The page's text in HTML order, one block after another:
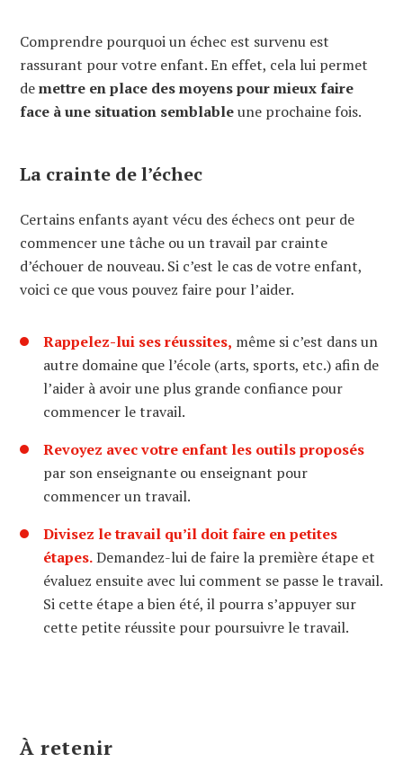
Comprendre pourquoi un échec est survenu est
rassurant pour votre enfant. En effet, cela lui permet
demettre en place des moyens pour mieux faire
face à une situation semblableune prochaine fois.
La crainte de l’échec
Certains enfants ayant vécu des échecs ont peur de
commencer une tâche ou un travail par crainte
d’échouer de nouveau. Si c’est le cas de votre enfant,
voici ce que vous pouvez faire pour l’aider.
Rappelez-lui ses réussites, même si c’est dans un
autre domaine que l’école (arts, sports, etc.) afin de
l’aider à avoir une plus grande confiance pour
commencer le travail.
Revoyez avec votre enfant les outils proposés
par son enseignante ou enseignant pour
commencer un travail.
Divisez le travail qu’il doit faire en petites
étapes.Demandez-lui de faire la première étape et
évaluez ensuite avec lui comment se passe le travail.
Si cette étape a bien été, il pourra s’appuyer sur
cette petite réussite pour poursuivre le travail.
À retenir